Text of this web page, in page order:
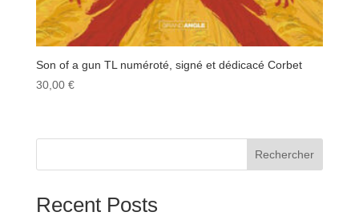
Son of a gun TL numéroté, signé et dédicacé Corbet
30,00 €
Rechercher
Recent Posts